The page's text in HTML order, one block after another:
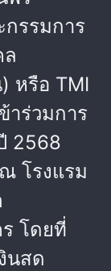
กรรมการ
หรือ TMI
าร่วมการ
2568
โรงแรม
โดยที่
นสด